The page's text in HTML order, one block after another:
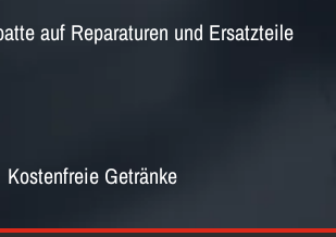
auf Reparaturen und Ersatzteile
Kostenfreie Getränke